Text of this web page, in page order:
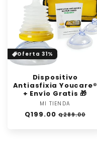
Oferta 31%
Dispositivo
Antiasfixia Youcare®
+ Envío Gratis 🎁
Proveedor:
MI TIENDA
Precio
Q199.00 Precio
Q289.00